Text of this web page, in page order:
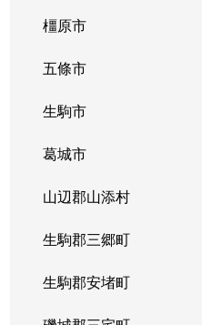
橿原市
五條市
生駒市
葛城市
山辺郡山添村
生駒郡三郷町
生駒郡安堵町